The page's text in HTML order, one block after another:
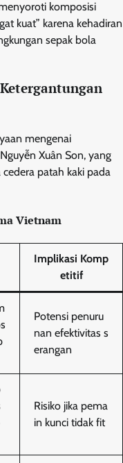
komposisi
kuat” karena kehadiran
sepak bola
mengenai
Xuân Son, yang
patah kaki pada
Vietnam
Implikasi Komp
etitif
Potensi penuru
nan efektivitas s
erangan
Risiko jika pema
in kunci tidak fit